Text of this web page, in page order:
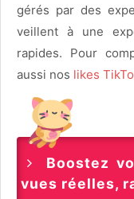
gérés par des
veillent à une
rapides. Pour
aussi nos likes
Boostez
vues réelles,